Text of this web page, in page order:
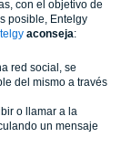
con el objetivo de
posible, Entelgy
aconseja:
red social, se
del mismo a través
o llamar a la
un mensaje